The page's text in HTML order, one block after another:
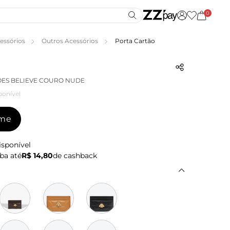
0
Outros Acessórios Porta Cartão
BELIEVE COURO NUDE
atéR$ 14,80de cashback